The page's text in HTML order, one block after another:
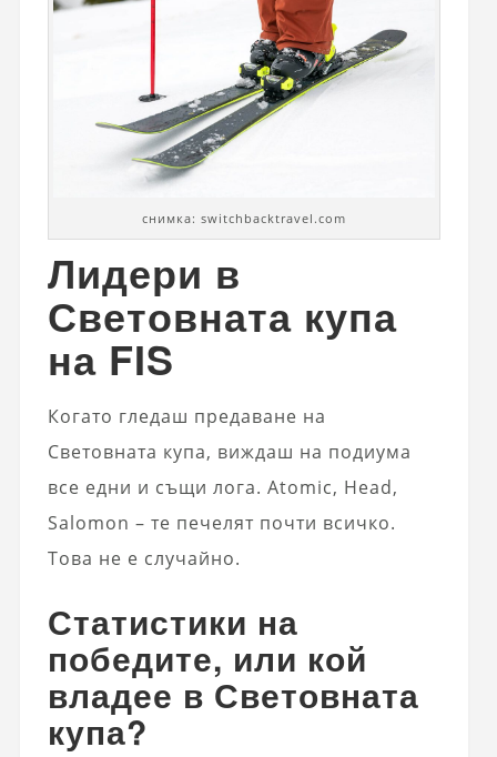
снимка: switchbacktravel.com
Лидери в
Световната купа
на FIS
Когато гледаш предаване на
Световната купа, виждаш на подиума
все едни и същи лога. Atomic, Head,
Salomon – те печелят почти всичко.
Това не е случайно.
Статистики на
победите, или кой
владее в Световната
купа?